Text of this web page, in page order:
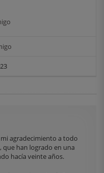
agradecimiento a todo
que han logrado en una
hacía veinte años.